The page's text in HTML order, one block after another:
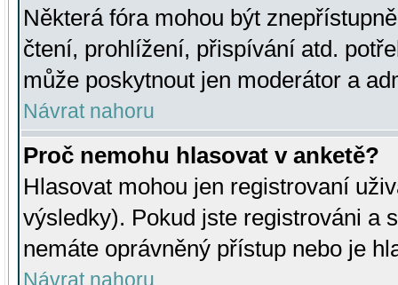
Některá fóra mohou být
čtení, prohlížení, přispívání atd.
může poskytnout jen moderátor a
Návrat nahoru
Proč nemohu hlasovat v anketě?
Hlasovat mohou jen registrovaní
výsledky). Pokud jste registrováni a
nemáte oprávněný přístup nebo je
Návrat nahoru